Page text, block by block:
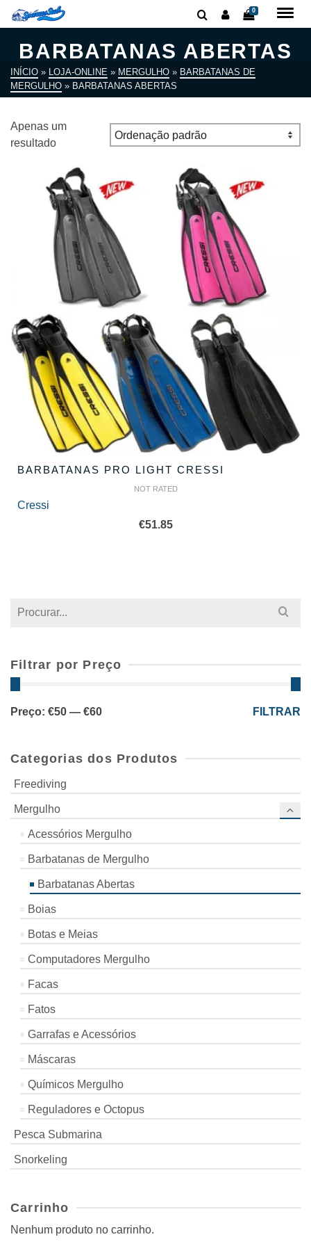
0
BARBATANAS ABERTAS
INÍCIO » LOJA-ONLINE » MERGULHO » BARBATANAS DE
MERGULHO » BARBATANAS ABERTAS
Apenas um
resultado
BARBATANAS PRO LIGHT CRESSI
NOT RATED
Cressi
€51.85
Search
Filtrar por Preço
Preço
Preço
FILTRAR
Preço: €50 — €60
Categorias dos Produtos
Freediving
Mergulho
Acessórios Mergulho
Barbatanas de Mergulho
Barbatanas Abertas
Boias
Botas e Meias
Computadores Mergulho
Facas
Fatos
Garrafas e Acessórios
Máscaras
Químicos Mergulho
Reguladores e Octopus
Pesca Submarina
Snorkeling
Carrinho
Nenhum produto no carrinho.